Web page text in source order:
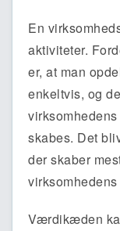
En
aktiviteter.
er, at man
enkeltvis, og
skabes. Det
der skaber
Værdikæden